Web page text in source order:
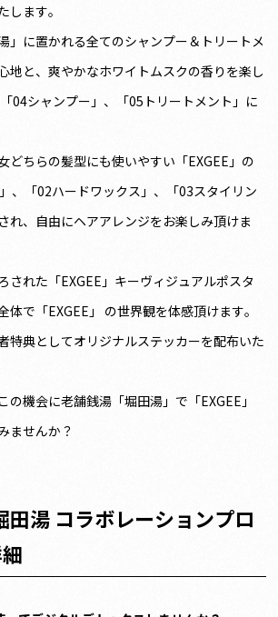
します。
」に置かれる全てのシャンプー＆トリートメ
地と、爽やかなホワイトムスクの香りを楽し
04シャンプー」、「05トリートメント」に
どちらの髪型にも使いやすい「EXGEE」の
、「02ハードワックス」、「03スタイリン
れ、自由にヘアアレンジをお楽しみ頂けま
された「EXGEE」キーヴィジュアルポスタ
体で「EXGEE」 の世界観を体感頂けます。
特典としてオリジナルステッカーを配布いた
の機会に老舗銭湯「堀田湯」で「EXGEE」
ませんか？
湯 コラボレーションプロ